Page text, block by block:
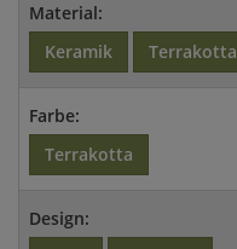
Material:
Keramik
Terrakotta
Farbe:
Terrakotta
Design: